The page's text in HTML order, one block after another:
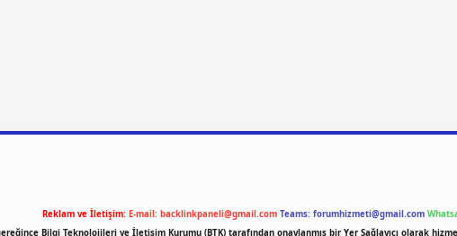
Reklam ve İletişim: E-mail: backlinkpaneli@gmail.com Teams: forumhizmeti@gmail.com
gereğince Bilgi Teknolojileri ve İletişim Kurumu (BTK) tarafından onaylanmış bir Yer Sağlayıcı olarak